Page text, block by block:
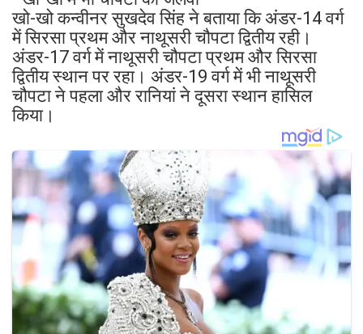
खो-खो कन्वीनर सुखदेव सिंह ने बताया कि अंडर-14 वर्ग
में सिरसा प्रथम और नाथूसरी चौपटा द्वितीय रही।
अंडर-17 वर्ग में नाथूसरी चौपटा प्रथम और सिरसा
द्वितीय स्थान पर रहा। अंडर-19 वर्ग में भी नाथूसरी
चौपटा ने पहला और रानियां ने दूसरा स्थान हासिल
किया।